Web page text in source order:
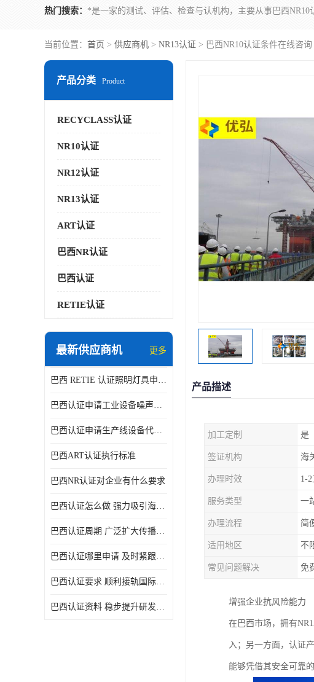
热门搜索：
当前位置： 首页 > 供应商机 > NR13认证 > 巴西NR10认证条件在线咨
产品分类 Product
RECYCLASS认证
NR10认证
NR12认证
NR13认证
ART认证
巴西NR认证
巴西认证
RETIE认证
最新供应商机 更多
巴西 RETIE 认证照明灯具申请 RETIE 认证
巴西认证申请工业设备噪声控制认证规范
巴西认证申请生产线设备代理机构选择
巴西ART认证执行标准
巴西NR认证对企业有什么要求
巴西认证怎么做 强力吸引海外投资
巴西认证周期 广泛扩大传播范围
巴西认证哪里申请 及时紧跟法规变化
巴西认证要求 顺利接轨国际规范
巴西认证资料 稳步提升研发能力
产品描述
加工定制 是
签证机构 海
办理时效 1-2
服务类型 一
办理流程 简
适用地区 不
常见问题解决 免
增强企业抗风险能力
在巴西市场，拥有
入；另一方面，认证
能够凭借其安全可靠